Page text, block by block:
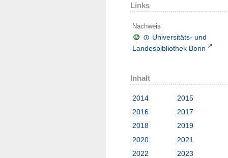
Links
Nachweis
Universitäts- und
Landesbibliothek Bonn
Inhalt
2014
2015
2016
2017
2018
2019
2020
2021
2022
2023